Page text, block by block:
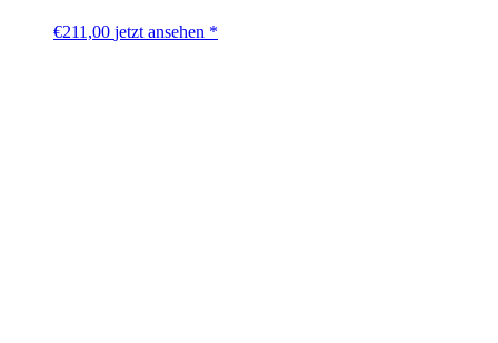
€211,00 jetzt ansehen *